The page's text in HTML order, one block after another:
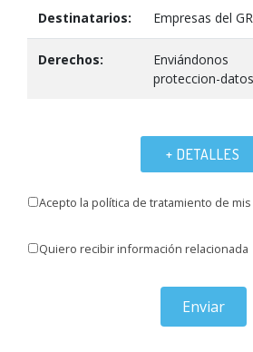
Destinatarios: Empresas del
Derechos:
proteccion-
+ DETALLES
Acepto la política de tratamiento de
Quiero recibir información relacionada
Enviar